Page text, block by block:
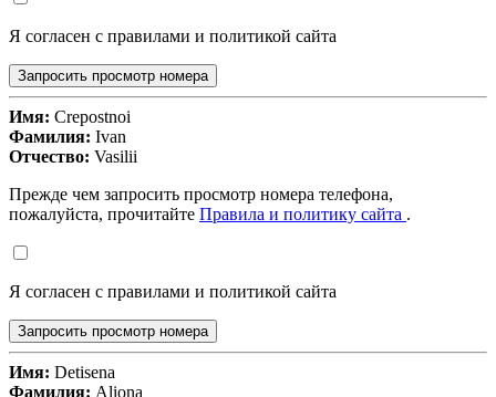
Я согласен с правилами и политикой сайта
Запросить просмотр номера
Имя: Crepostnoi
Фамилия: Ivan
Отчество: Vasilii
Прежде чем запросить просмотр номера телефона,
пожалуйста, прочитайте Правила и политику сайта .
Я согласен с правилами и политикой сайта
Запросить просмотр номера
Имя: Detisena
Фамилия: Aliona